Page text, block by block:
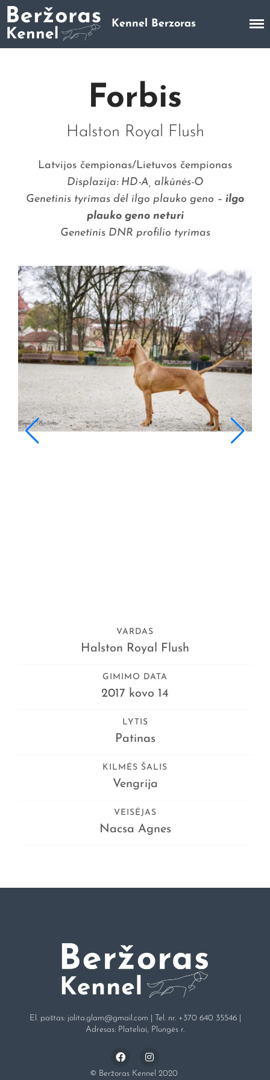
Mūsų šunys
Vados
Galerija
Šunų galerija
Parodos ir laimėjimai
Kontaktai
Kennel Berzoras
Forbis
Halston Royal Flush
Latvijos čempionas/Lietuvos čempionas
Displazija: HD-A, alkūnės-O
Genetinis tyrimas dėl ilgo plauko geno – ilgo
plauko geno neturi
Genetinis DNR profilio tyrimas
VARDAS
Halston Royal Flush
GIMIMO DATA
2017 kovo 14
LYTIS
Patinas
KILMĖS ŠALIS
Vengrija
VEISĖJAS
Nacsa Agnes
El. paštas: jolita.glam@gmail.com | Tel. nr. +370 640 35546|
Adresas: Plateliai, Plungės r.
© Beržoras Kennel 2020